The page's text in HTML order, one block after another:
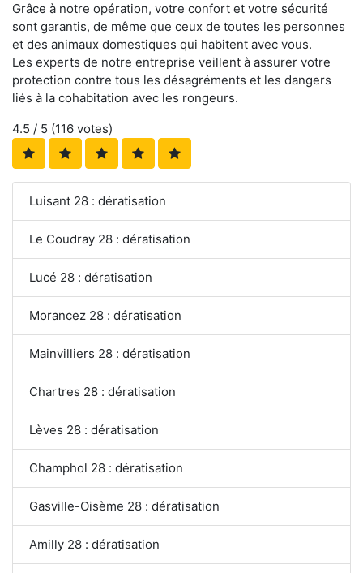
Grâce à notre opération, votre confort et votre sécurité
sont garantis, de même que ceux de toutes les personnes
et des animaux domestiques qui habitent avec vous.
Les experts de notre entreprise veillent à assurer votre
protection contre tous les désagréments et les dangers
liés à la cohabitation avec les rongeurs.
4.5 / 5 (116 votes)
Luisant 28 : dératisation
Le Coudray 28 : dératisation
Lucé 28 : dératisation
Morancez 28 : dératisation
Mainvilliers 28 : dératisation
Chartres 28 : dératisation
Lèves 28 : dératisation
Champhol 28 : dératisation
Gasville-Oisème 28 : dératisation
Amilly 28 : dératisation